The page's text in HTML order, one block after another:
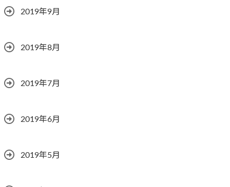
2019年9月
2019年8月
2019年7月
2019年6月
2019年5月